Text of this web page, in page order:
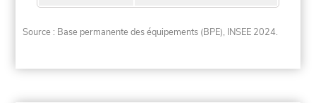
Source : Base permanente des équipements (BPE), INSEE 2024.